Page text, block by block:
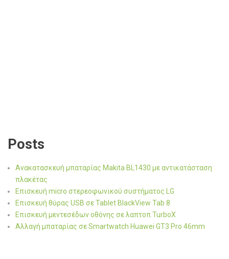
Posts
Ανακατασκευή μπαταρίας Makita BL1430 με αντικατάσταση
πλακέτας
Επισκευή micro στερεοφωνικού συστήματος LG
Επισκευή θύρας USB σε Tablet BlackView Tab 8
Επισκευή μεντεσέδων οθόνης σε λαπτοπ TurboX
Αλλαγή μπαταρίας σε Smartwatch Huawei GT3 Pro 46mm